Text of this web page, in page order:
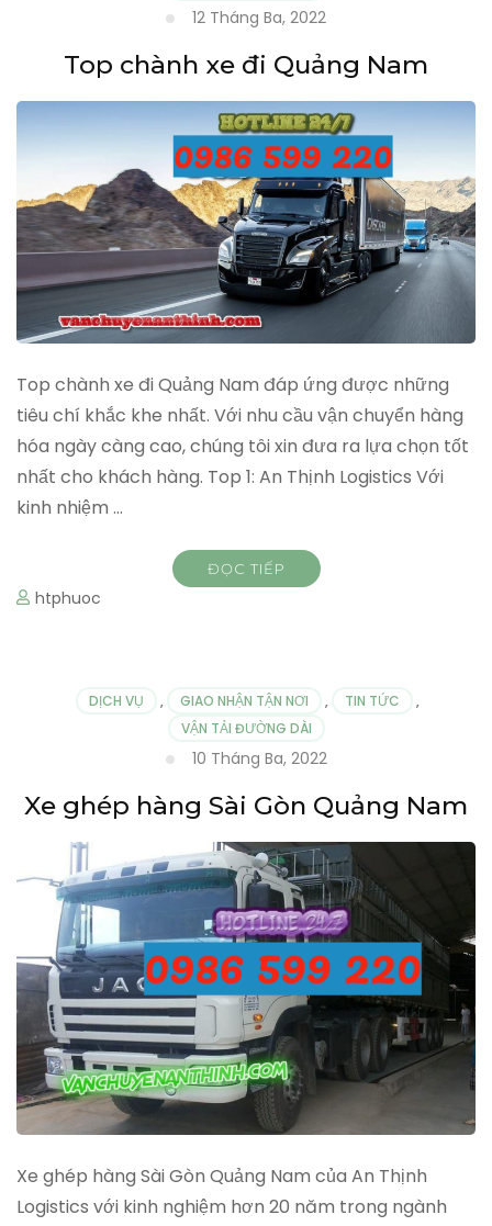
12 Tháng Ba, 2022
Top chành xe đi Quảng Nam
Top chành xe đi Quảng Nam đáp ứng được những
tiêu chí khắc khe nhất. Với nhu cầu vận chuyển hàng
hóa ngày càng cao, chúng tôi xin đưa ra lựa chọn tốt
nhất cho khách hàng. Top 1: An Thịnh Logistics Với
kinh nhiệm …
ĐỌC TIẾP
htphuoc
DỊCH VỤ , GIAO NHẬN TẬN NƠI , TIN TỨC
,
VẬN TẢI ĐƯỜNG DÀI
10 Tháng Ba, 2022
Xe ghép hàng Sài Gòn Quảng Nam
Xe ghép hàng Sài Gòn Quảng Nam của An Thịnh
Logistics với kinh nghiệm hơn 20 năm trong ngành